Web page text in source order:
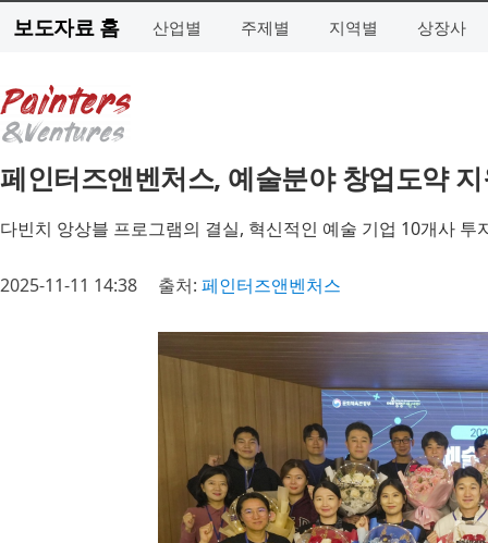
보도자료 홈 산업별 주제별 지역별 상장사
페인터즈앤벤처스, 예술분야 창업도약
다빈치 앙상블 프로그램의 결실, 혁신적인 예술 기업 10개사 투
2025-11-11 14:38 출처: 페인터즈앤벤처스